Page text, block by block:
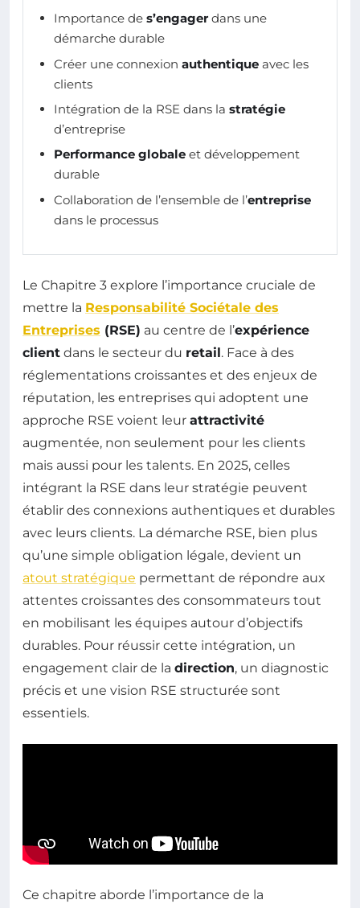
Importance de s’engager dans une
démarche durable
Créer une connexion authentique avec les
clients
Intégration de la RSE dans la stratégie
d’entreprise
Performance globale et développement
durable
Collaboration de l’ensemble de l’entreprise
dans le processus
Le Chapitre 3 explore l’importance cruciale de
mettre la Responsabilité Sociétale des
Entreprises (RSE) au centre de l’expérience
client dans le secteur du retail. Face à des
réglementations croissantes et des enjeux de
réputation, les entreprises qui adoptent une
approche RSE voient leur attractivité
augmentée, non seulement pour les clients
mais aussi pour les talents. En 2025, celles
intégrant la RSE dans leur stratégie peuvent
établir des connexions authentiques et durables
avec leurs clients. La démarche RSE, bien plus
qu’une simple obligation légale, devient un
atout stratégique permettant de répondre aux
attentes croissantes des consommateurs tout
en mobilisant les équipes autour d’objectifs
durables. Pour réussir cette intégration, un
engagement clair de la direction, un diagnostic
précis et une vision RSE structurée sont
essentiels.
Ce chapitre aborde l’importance de la